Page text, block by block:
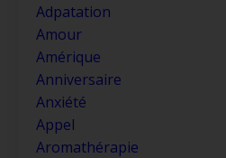
Adpatation
Amour
Amérique
Anniversaire
Anxiété
Appel
Aromathérapie